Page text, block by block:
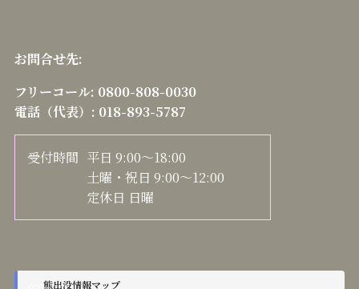
お問合せ先:
フリーコール: 0800-808-0030
電話（代表）: 018-893-5787
受付時間 平日 9:00～18:00
土曜・祝日 9:00～12:00
定休日 日曜
熊出没情報マップ